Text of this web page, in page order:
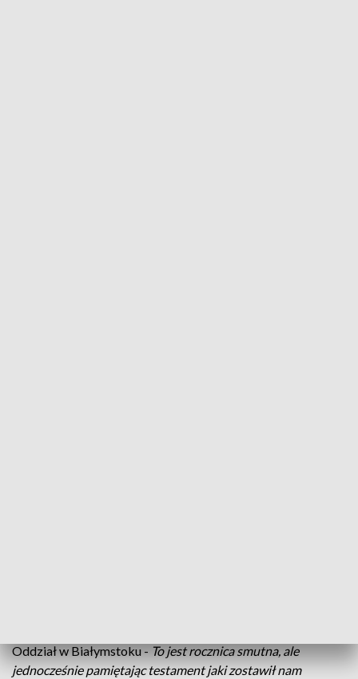
Oddział w Białymstoku - To jest rocznica smutna, ale
jednocześnie pamiętając testament jaki zostawił nam